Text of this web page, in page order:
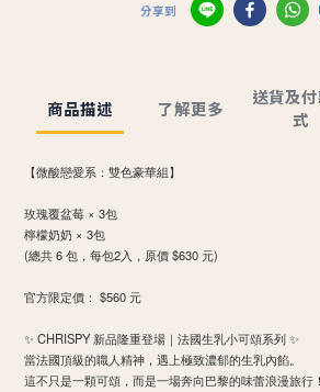
分享到
商品描述 了解更多
送貨及
式
【微酸戀愛系：雙色豪華組】
​玫瑰覆盆莓 × 3包
​檸檬奶奶 × 3包
​(總共 6 包，每包2入，原價 $630 元)
​官方限定價： $560 元
✨ CHRISPY 新品隆重登場｜法國生乳小可頌系列 ✨
​當法國頂級的職人精神，遇上極致濃郁的生乳內餡。
這不只是一顆可頌，而是一場奔向巴黎的味蕾浪漫旅行